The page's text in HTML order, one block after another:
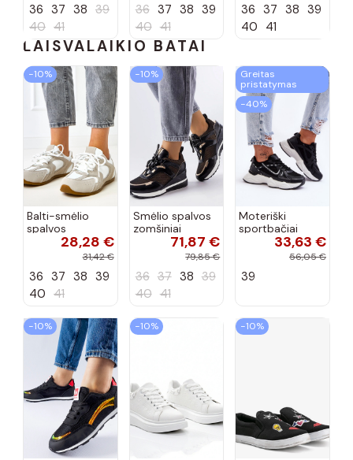
36 37 38 39
40 41
36 37 38 39
40 41
36 37 38 39
40 41
LAISVALAIKIO BATAI
−10%
Balti-smėlio
spalvos
sportiniai
Casey
28,28 €
31,42 €
36 37 38 39
40 41
−10%
Smėlio spalvos
zomšiniai
sportiniai
bateliai, „Karino"
71,87 €
79,85 €
36 37 38 39
40 41
Greitas
pristatymas
−40%
Moteriški
sportbačiai
juodos spalvos
33,63 €
56,05 €
39
−10% −10% −10%